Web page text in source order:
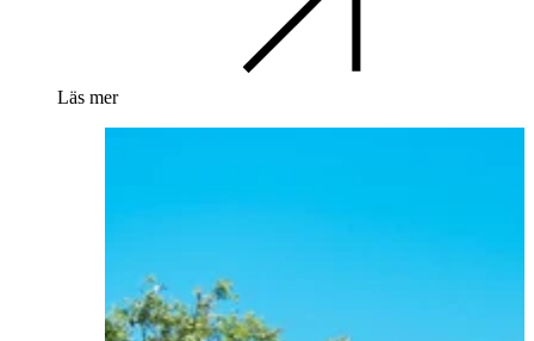
Läs mer